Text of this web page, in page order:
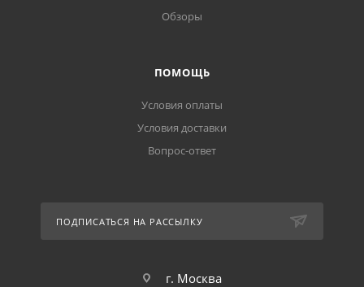
Обзоры
ПОМОЩЬ
Условия оплаты
Условия доставки
Вопрос-ответ
ПОДПИСАТЬСЯ НА РАССЫЛКУ
г. Москва